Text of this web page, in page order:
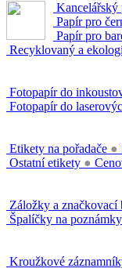
Kancelářský
Papír pro
Papír pro
Recyklovaný a
Fotopapír do
Fotopapír do
Etikety na pořadače ●
Ostatní etikety ●
Záložky a značkovací
Špalíčky na poznámky
Kroužkové